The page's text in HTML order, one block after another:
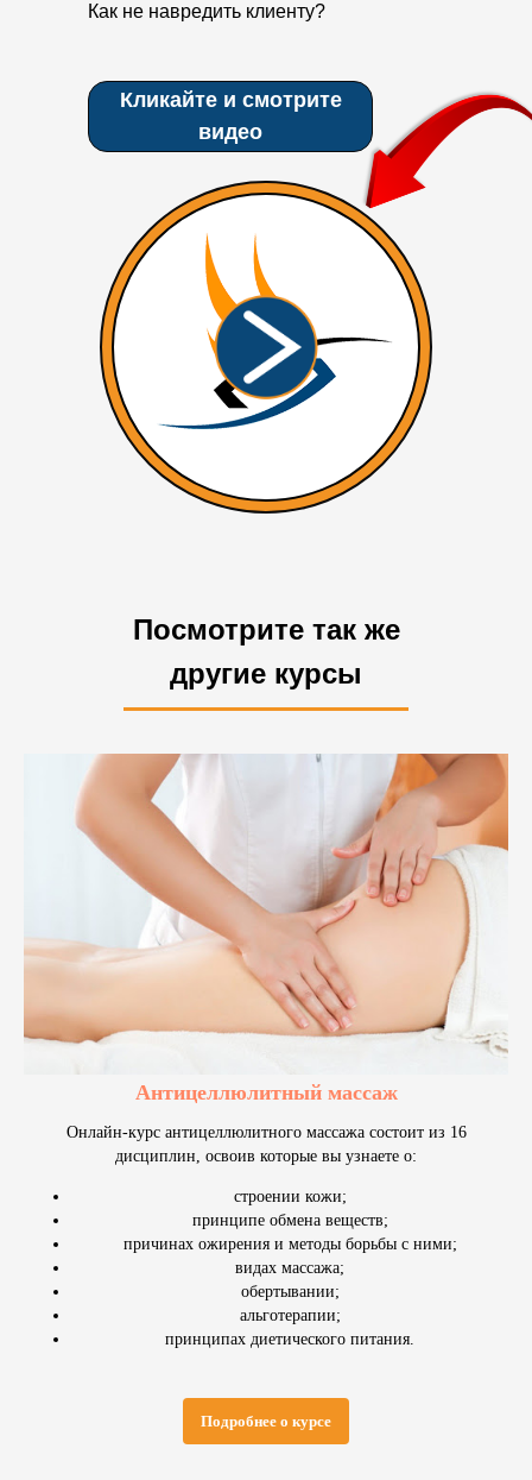
Бесплатный мастер-класс по массажу
Записаться!
Тест-драйв курсов!
Как не навредить клиенту?
Кликайте и смотрите
видео
Посмотрите так же
другие курсы
Антицеллюлитный массаж
Онлайн-курс антицеллюлитного массажа состоит из 16
дисциплин, освоив которые вы узнаете о:
строении кожи;
принципе обмена веществ;
причинах ожирения и методы борьбы с ними;
видах массажа;
обертывании;
альготерапии;
принципах диетического питания.
Подробнее о курсе